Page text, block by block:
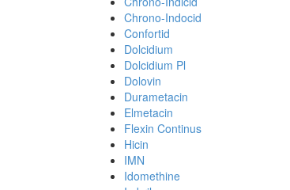
Chrono-Indocid
Confortid
Dolcidium
Dolcidium Pl
Dolovin
Durametacin
Elmetacin
Flexin Continus
Hicin
IMN
Idomethine